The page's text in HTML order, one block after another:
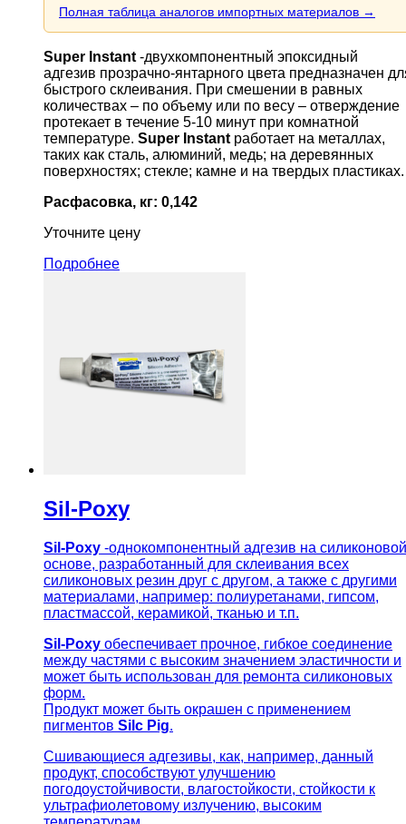
Полная таблица аналогов импортных материалов →
Super Instant -двухкомпонентный эпоксидный
адгезив прозрачно-янтарного цвета предназначен
быстрого склеивания. При смешении в равных
количествах – по объему или по весу – отверждение
протекает в течение 5-10 минут при комнатной
температуре. Super Instant работает на металлах,
таких как сталь, алюминий, медь; на деревянных
поверхностях; стекле; камне и на твердых пластиках.
Расфасовка, кг: 0,142
Уточните цену
Подробнее
Sil-Poxy
Sil-Poxy -однокомпонентный адгезив на силиконовой
основе, разработанный для склеивания всех
силиконовых резин друг с другом, а также с другими
материалами, например: полиуретанами, гипсом,
пластмассой, керамикой, тканью и т.п.
Sil-Poxy обеспечивает прочное, гибкое соединение
между частями с высоким значением эластичности и
может быть использован для ремонта силиконовых
форм.
Продукт может быть окрашен с применением
пигментов Silc Pig.
Сшивающиеся адгезивы, как, например, данный
продукт, способствуют улучшению
погодоустойчивости, влагостойкости, стойкости к
ультрафиолетовому излучению, высоким